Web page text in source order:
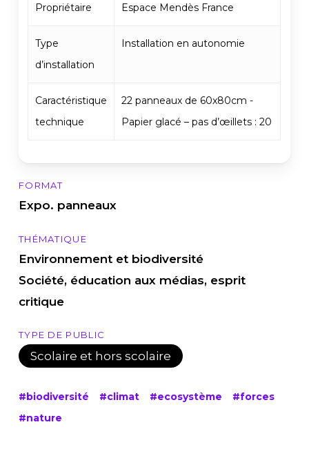
Propriétaire Espace Mendès France
Type
d’installation
Installation en autonomie
Caractéristique
technique
22 panneaux de 60x80cm -
Papier glacé – pas d’œillets : 20
FORMAT
Expo. panneaux
THÉMATIQUE
Environnement et biodiversité
Société, éducation aux médias, esprit
critique
TYPE DE PUBLIC
Scolaire et hors scolaire
#biodiversité #climat #ecosystème
#forces
#nature